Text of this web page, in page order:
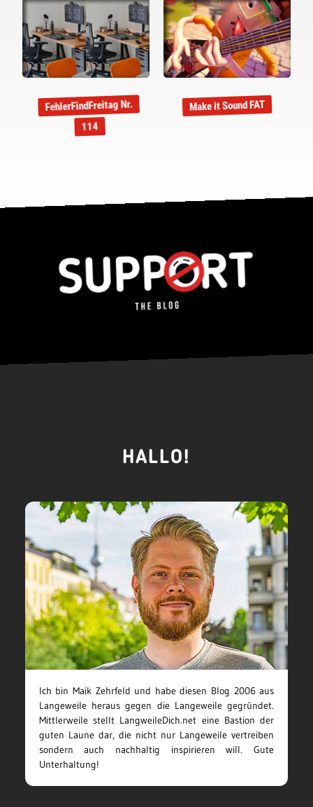
FehlerFindFreitag Nr.
114
Make it Sound FAT
HALLO!
Ich bin Maik Zehrfeld und habe diesen Blog 2006 aus
Langeweile heraus gegen die Langeweile gegründet.
Mittlerweile stellt LangweileDich.net eine Bastion der
guten Laune dar, die nicht nur Langeweile vertreiben
sondern auch nachhaltig inspirieren will. Gute
Unterhaltung!